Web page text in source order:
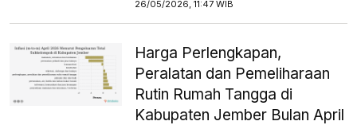
26/05/2026, 11:47 WIB
Harga Perlengkapan,
Peralatan dan Pemeliharaan
Rutin Rumah Tangga di
Kabupaten Jember Bulan April